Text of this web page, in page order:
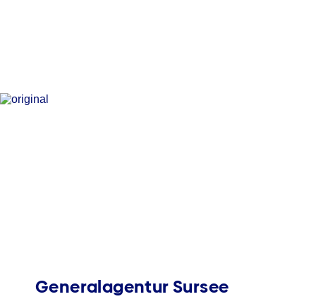
Generalagentur Sursee